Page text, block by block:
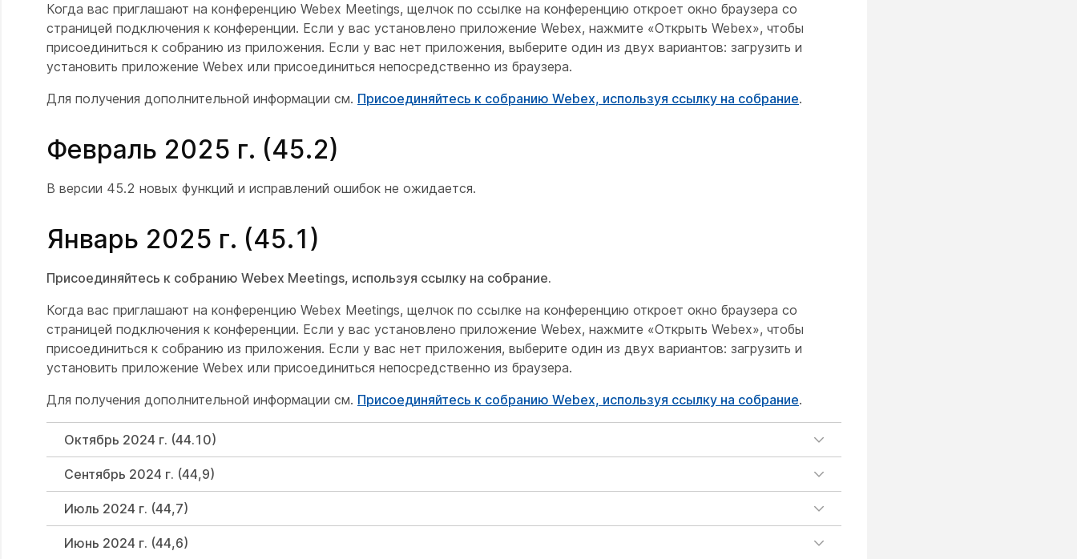
Когда вас приглашают на конференцию Webex Meetings, щелчок по ссылке на конференцию откроет окно браузера со
страницей подключения к конференции. Если у вас установлено приложение Webex, нажмите «Открыть Webex», чтобы
присоединиться к собранию из приложения. Если у вас нет приложения, выберите один из двух вариантов: загрузить и
установить приложение Webex или присоединиться непосредственно из браузера.
Для получения дополнительной информации см. Присоединяйтесь к собранию Webex, используя ссылку на собрание.
Февраль 2025 г. (45.2)
В версии 45.2 новых функций и исправлений ошибок не ожидается.
Январь 2025 г. (45.1)
Присоединяйтесь к собранию Webex Meetings, используя ссылку на собрание.
Когда вас приглашают на конференцию Webex Meetings, щелчок по ссылке на конференцию откроет окно браузера со
страницей подключения к конференции. Если у вас установлено приложение Webex, нажмите «Открыть Webex», чтобы
присоединиться к собранию из приложения. Если у вас нет приложения, выберите один из двух вариантов: загрузить и
установить приложение Webex или присоединиться непосредственно из браузера.
Для получения дополнительной информации см. Присоединяйтесь к собранию Webex, используя ссылку на собрание.
Октябрь 2024 г. (44.10)
Сентябрь 2024 г. (44,9)
Июль 2024 г. (44,7)
Июнь 2024 г. (44,6)